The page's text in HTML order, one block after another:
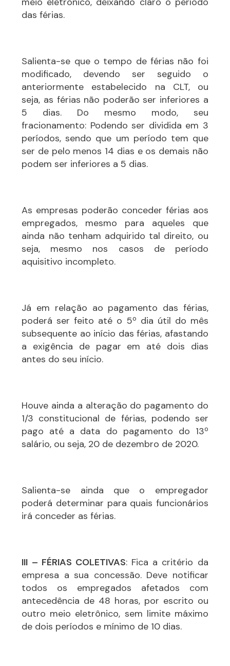
das férias.
Salienta-se que o tempo de férias não foi
modificado, devendo ser seguido o
anteriormente estabelecido na CLT, ou
seja, as férias não poderão ser inferiores a
5 dias. Do mesmo modo, seu
fracionamento: Podendo ser dividida em 3
períodos, sendo que um período tem que
ser de pelo menos 14 dias e os demais não
podem ser inferiores a 5 dias.
As empresas poderão conceder férias aos
empregados, mesmo para aqueles que
ainda não tenham adquirido tal direito, ou
seja, mesmo nos casos de período
aquisitivo incompleto.
Já em relação ao pagamento das férias,
poderá ser feito até o 5º dia útil do mês
subsequente ao início das férias, afastando
a exigência de pagar em até dois dias
antes do seu início.
Houve ainda a alteração do pagamento do
1/3 constitucional de férias, podendo ser
pago até a data do pagamento do 13º
salário, ou seja, 20 de dezembro de 2020.
Salienta-se ainda que o empregador
poderá determinar para quais funcionários
irá conceder as férias.
III – FÉRIAS COLETIVAS: Fica a critério da
empresa a sua concessão. Deve notificar
todos os empregados afetados com
antecedência de 48 horas, por escrito ou
outro meio eletrônico, sem limite máximo
de dois períodos e mínimo de 10 dias.